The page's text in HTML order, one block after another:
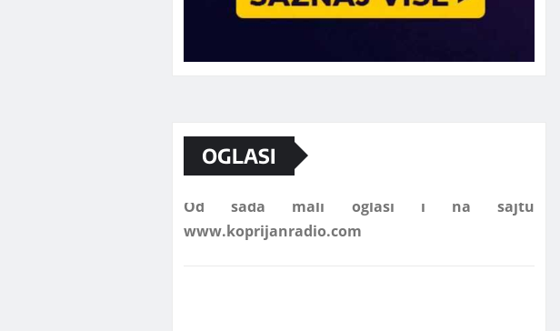
OGLASI
Od sada mali oglasi i na sajtu
www.koprijanradio.com